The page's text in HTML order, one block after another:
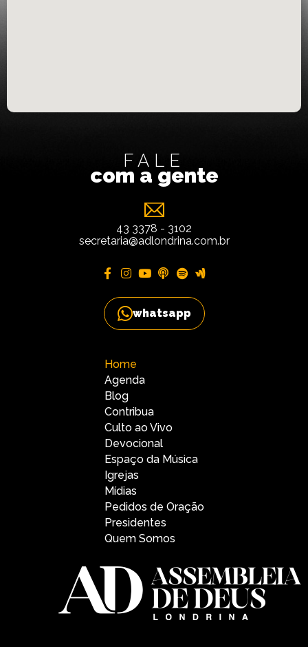
FALE
com a gente
43 3378 - 3102
secretaria@adlondrina.com.br
whatsapp
Home
Agenda
Blog
Contribua
Culto ao Vivo
Devocional
Espaço da Música
Igrejas
Mídias
Pedidos de Oração
Presidentes
Quem Somos